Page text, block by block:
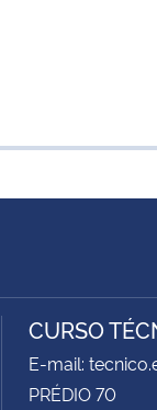
CURSO
E-mail:
PRÉDIO 70